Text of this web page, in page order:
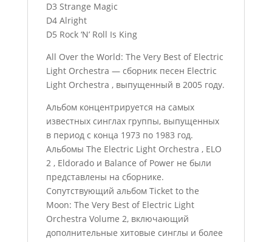
D3 Strange Magic
D4 Alright
D5 Rock ‘N’ Roll Is King
All Over the World: The Very Best of Electric
Light Orchestra — сборник песен Electric
Light Orchestra , выпущенный в 2005 году.
Альбом концентрируется на самых
известных синглах группы, выпущенных
в период с конца 1973 по 1983 год.
Альбомы The Electric Light Orchestra , ELO
2 , Eldorado и Balance of Power не были
представлены на сборнике.
Сопутствующий альбом Ticket to the
Moon: The Very Best of Electric Light
Orchestra Volume 2, включающий
дополнительные хитовые синглы и более